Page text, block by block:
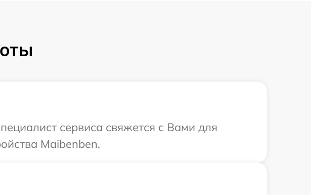
сервиса свяжется с Вами для
Maibenben.